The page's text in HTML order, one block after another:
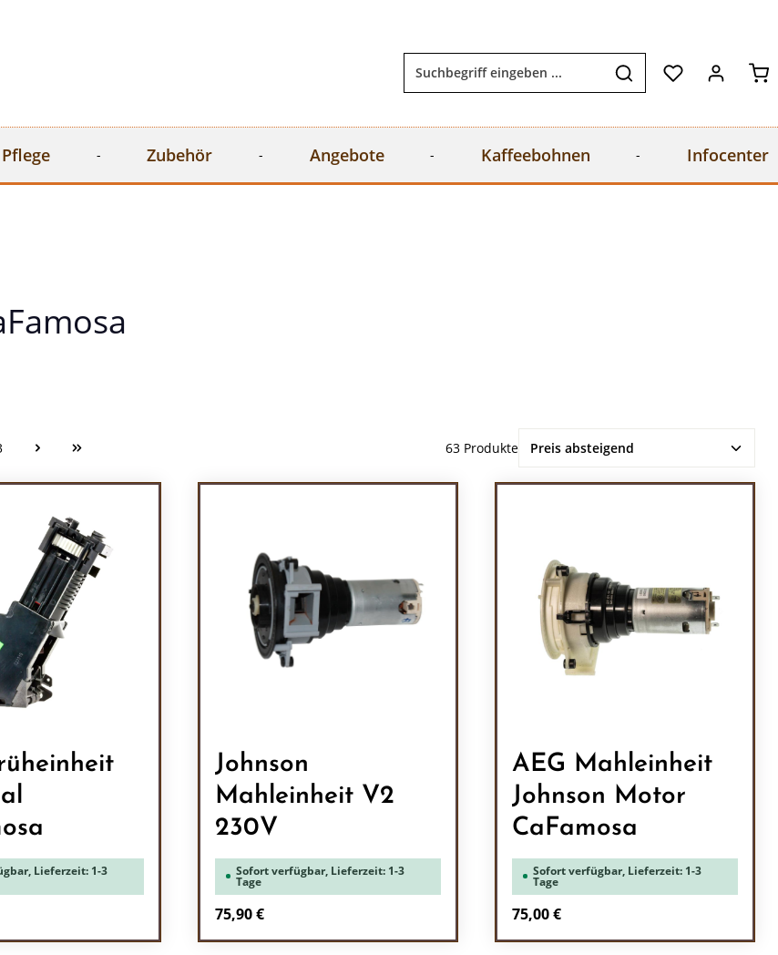
Zubehör Angebote Kaffeebohnen Infocenter
63 Produkte
Lieferzeit: 1-3
Johnson
Mahleinheit V2
230V
Sofort verfügbar, Lieferzeit: 1-3
Tage
Regulärer Preis:
75,90 €
AEG Mahleinheit
Johnson Motor
CaFamosa
Sofort verfügbar, Lieferzeit: 1-3
Tage
Regulärer Preis:
75,00 €